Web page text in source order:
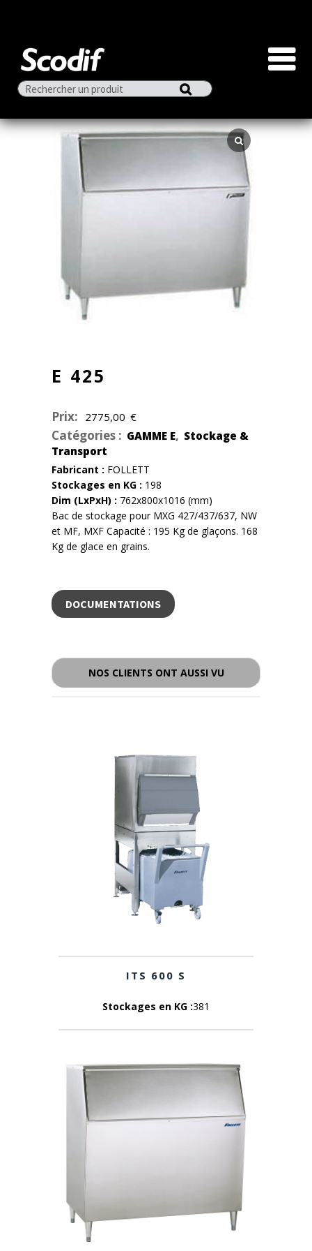
E 425
Prix: 2775,00 €
Catégories : GAMME E, Stockage &
Transport
Fabricant : FOLLETT
Stockages en KG : 198
Dim (LxPxH) : 762x800x1016 (mm)
Bac de stockage pour MXG 427/437/637, NW
et MF, MXF Capacité : 195 Kg de glaçons. 168
Kg de glace en grains.
DOCUMENTATIONS
NOS CLIENTS ONT AUSSI VU
ITS 600 S
Stockages en KG :381